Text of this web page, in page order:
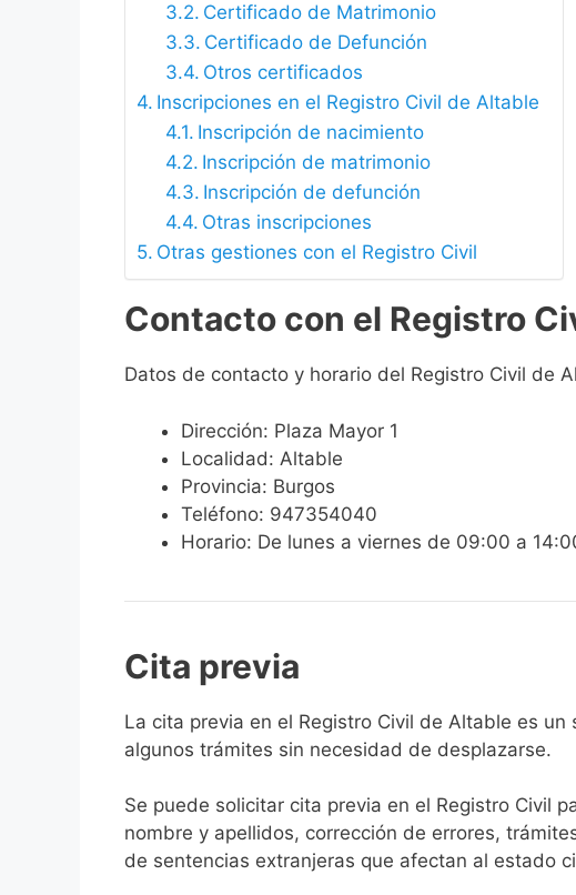
Certificado de Matrimonio
Certificado de Defunción
Otros certificados
Inscripciones en el Registro Civil de Altable
Inscripción de nacimiento
Inscripción de matrimonio
Inscripción de defunción
Otras inscripciones
Otras gestiones con el Registro Civil
Contacto con el Registro
Datos de contacto y horario del Registro Civil de
Dirección: Plaza Mayor 1
Localidad: Altable
Provincia: Burgos
Teléfono: 947354040
Horario: De lunes a viernes de 09:00 a
Cita previa
​​​​​​​​​​​​​​​​​​​​​​​​​​​​La cita previa en el Registro Civil de Altable es
algunos trámites sin necesidad de desplazarse.​
Se puede solicitar cita previa en el Registro Civil
nombre y apellidos, corrección de errores,
de sentencias extranjeras que afectan al estado